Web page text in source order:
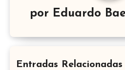
por Eduardo
Entradas Relacionadas